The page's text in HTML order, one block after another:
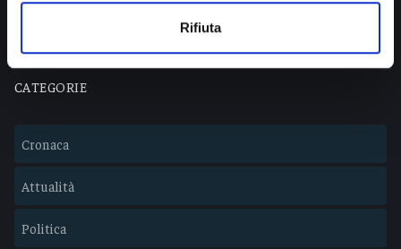
Rifiuta
Lavora con noi
CATEGORIE
Cronaca
Attualità
Politica